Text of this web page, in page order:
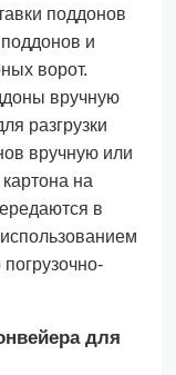
поддонов
и
ворот.
вручную
разгрузки
вручную или
на
в
для